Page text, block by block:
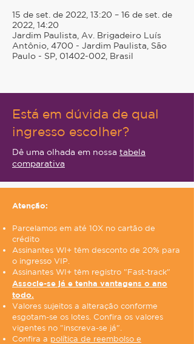
15 de set. de 2022, 13:20 – 16 de set. de
2022, 14:20
Jardim Paulista, Av. Brigadeiro Luís
Antônio, 4700 - Jardim Paulista, São
Paulo - SP, 01402-002, Brasil
Está em dúvida de qual
ingresso escolher?
Dê uma olhada em nossa tabela
comparativa
Atenção:
Parcelamos em até 10X no cartão de
crédito
Assinantes WI+ têm desconto de 20% para
o ingresso VIP.
Assinantes WI+ têm registro "Fast-track"
Associe-se já e tenha vantagens o ano
todo.
Valores sujeitos a alteração conforme
esgotam-se os lotes. Confira os valores
vigentes no "inscreva-se já".
Confira a política de reembolso e